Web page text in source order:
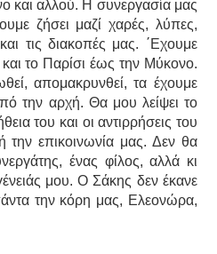
και αλλού. Η συνεργασία μας
ζήσει μαζί χαρές, λύπες,
τις διακοπές μας. ΄Εχουμε
και το Παρίσι έως την Μύκονο.
απομακρυνθεί, τα έχουμε
την αρχή. Θα μου λείψει το
του και οι αντιρρήσεις του
την επικοινωνία μας. Δεν θα
ένας φίλος, αλλά κι
μου. Ο Σάκης δεν έκανε
την κόρη μας, Ελεονώρα,